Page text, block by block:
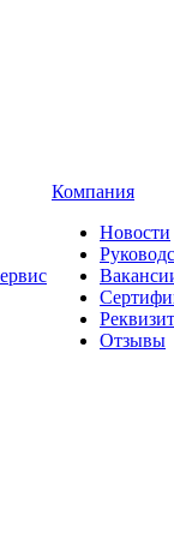
Компания
Новости
Отзывы